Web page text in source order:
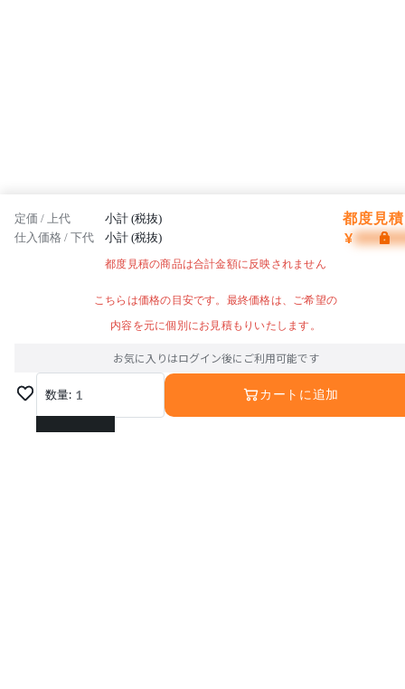
定価 / 上代 小計 (税抜) 都度見
仕入価格 / 下代 小計 (税抜) ¥
都度見積の商品は合計金額に反映されません
こちらは価格の目安です。最終価格は、ご希望の
内容を元に個別にお見積もりいたします。
お気に入りはログイン後にご利用可能です
数量: 1
1
カートに追加